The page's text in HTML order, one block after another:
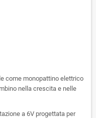
come monopattino elettrico
nella crescita e nelle
a 6V progettata per